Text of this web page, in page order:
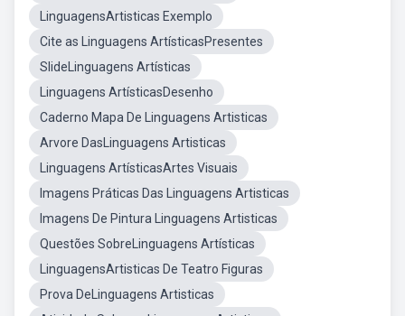
LinguagensArtisticas Exemplo
Cite as Linguagens ArtísticasPresentes
SlideLinguagens Artísticas
Linguagens ArtísticasDesenho
Caderno Mapa De Linguagens Artisticas
Arvore DasLinguagens Artisticas
Linguagens ArtísticasArtes Visuais
Imagens Práticas Das Linguagens Artisticas
Imagens De Pintura Linguagens Artisticas
Questões SobreLinguagens Artísticas
LinguagensArtisticas De Teatro Figuras
Prova DeLinguagens Artisticas